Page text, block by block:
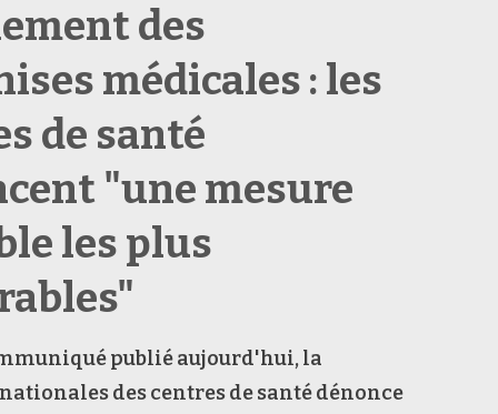
des
médicales : les
de santé
"une mesure
les plus
publié aujourd'hui, la
des centres de santé dénonce